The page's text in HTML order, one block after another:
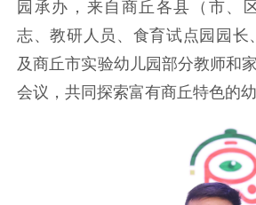
园承办，来自商丘各县（市、
志、教研人员、食育试点园园长
及商丘市实验幼儿园部分教师和
会议，共同探索富有商丘特色的幼